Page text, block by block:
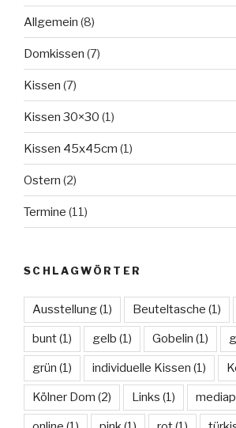
Allgemein (8)
Domkissen (7)
Kissen (7)
Kissen 30×30 (1)
Kissen 45x45cm (1)
Ostern (2)
Termine (11)
SCHLAGWÖRTER
Ausstellung(1) Beuteltasche (1)
bunt(1) gelb (1) Gobelin (1)
grün (1) individuelle Kissen (1)
Kölner Dom (2) Links (1)